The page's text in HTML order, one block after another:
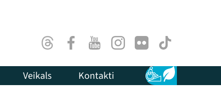
ThreadsFacebookYoutubeInstagram
Flick TikTok
Veikals Kontakti Pieejamība
Ilgtspēja